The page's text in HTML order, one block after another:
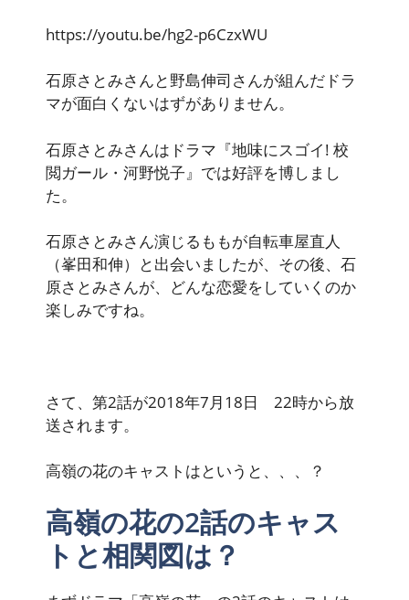
https://youtu.be/hg2-p6CzxWU
石原さとみさんと野島伸司さんが組んだドラ
マが面白くないはずがありません。
石原さとみさんはドラマ『地味にスゴイ! 校
閲ガール・河野悦子』では好評を博しまし
た。
石原さとみさん演じるももが自転車屋直人
（峯田和伸）と出会いましたが、その後、石
原さとみさんが、どんな恋愛をしていくのか
楽しみですね。
さて、第2話が2018年7月18日 22時から放
送されます。
高嶺の花のキャストはというと、、、？
高嶺の花の2話のキャス
トと相関図は？